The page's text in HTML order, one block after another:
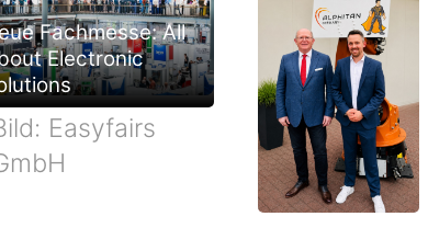
Fachmesse: All
Electronic
Easyfairs